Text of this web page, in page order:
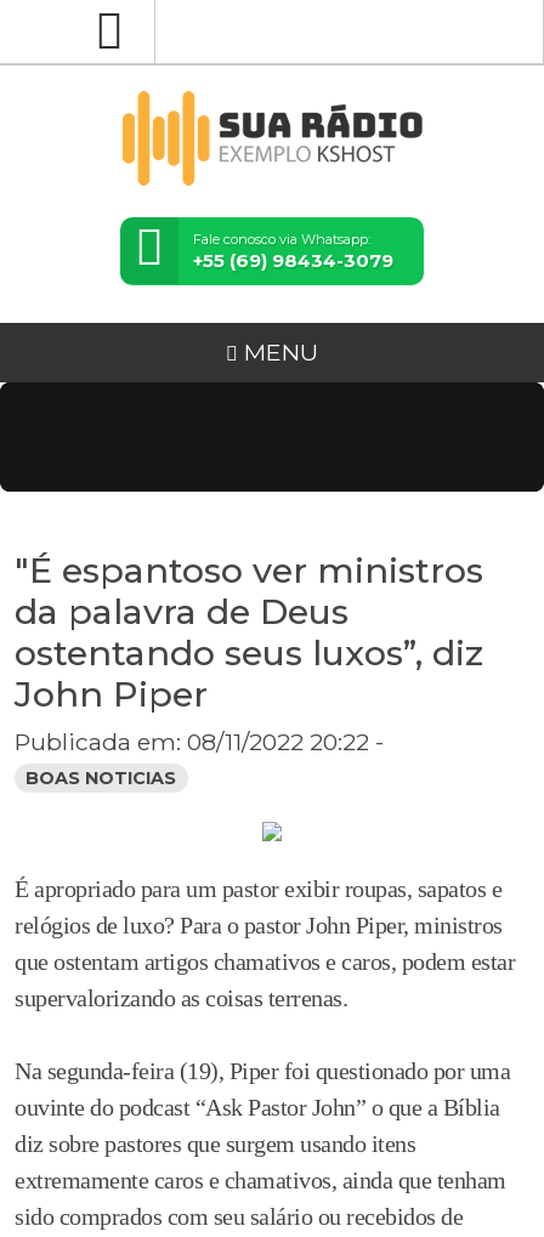
Fale conosco via Whatsapp:
+55 (69) 98434-3079
MENU
"É espantoso ver ministros
da palavra de Deus
ostentando seus luxos”, diz
John Piper
Publicada em: 08/11/2022 20:22 -
BOAS NOTICIAS
É apropriado para um pastor exibir roupas, sapatos e
relógios de luxo? Para o pastor John Piper, ministros
que ostentam artigos chamativos e caros, podem estar
supervalorizando as coisas terrenas.
Na segunda-feira (19), Piper foi questionado por uma
ouvinte do podcast “Ask Pastor John” o que a Bíblia
diz sobre pastores que surgem usando itens
extremamente caros e chamativos, ainda que tenham
sido comprados com seu salário ou recebidos de